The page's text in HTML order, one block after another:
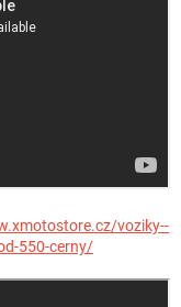
voziky--
550-cerny/